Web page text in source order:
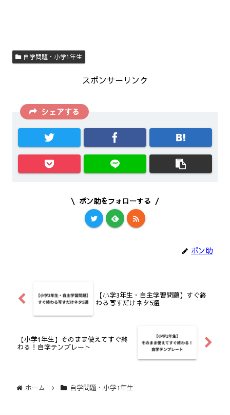
自学問題・小学1年生
スポンサーリンク
シェアする
ポン助をフォローする
ポン助
【小学3年生・自主学習問題】すぐ終
わる写すだけネタ5選
【小学1年生】そのまま使えてすぐ終
わる！自学テンプレート
ホーム 自学問題・小学1年生